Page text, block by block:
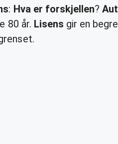
: Hva er forskjellen?
80 år. Lisens gir en